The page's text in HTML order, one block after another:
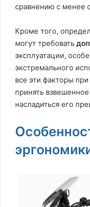
сравнению с менее
Кроме того,
могут требовать
эксплуатации,
экстремального
все эти факторы
принять
насладиться его